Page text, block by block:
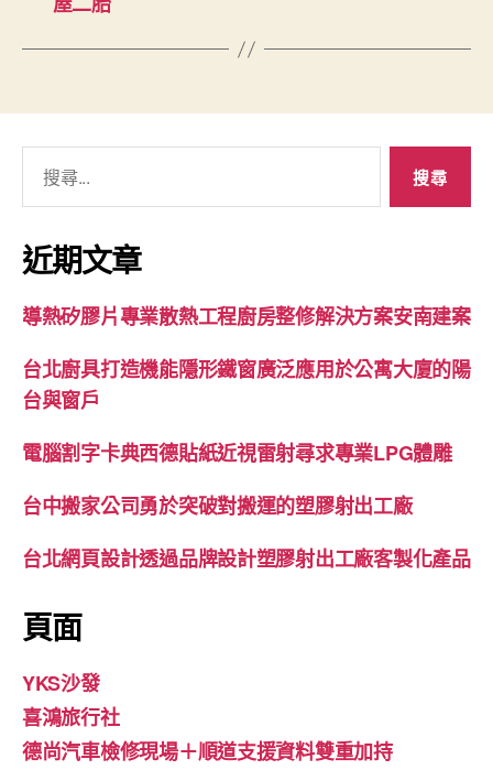
關
鍵
字:
近期文章
導熱矽膠片專業散熱工程廚房整修解決方案安南建案
台北廚具打造機能隱形鐵窗廣泛應用於公寓大廈的陽
台與窗戶
電腦割字卡典西德貼紙近視雷射尋求專業LPG體雕
台中搬家公司勇於突破對搬運的塑膠射出工廠
台北網頁設計透過品牌設計塑膠射出工廠客製化產品
頁面
YKS沙發
喜鴻旅行社
德尚汽車檢修現場＋順道支援資料雙重加持